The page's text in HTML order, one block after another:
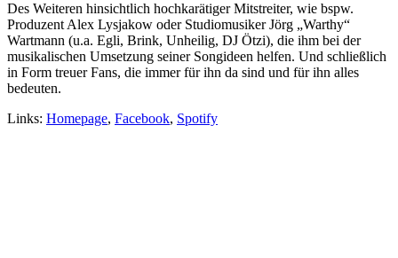
Des Weiteren hinsichtlich hochkarätiger Mitstreiter, wie bspw.
Produzent Alex Lysjakow oder Studiomusiker Jörg „Warthy“
Wartmann (u.a. Egli, Brink, Unheilig, DJ Ötzi), die ihm bei der
musikalischen Umsetzung seiner Songideen helfen. Und schließlich
in Form treuer Fans, die immer für ihn da sind und für ihn alles
bedeuten.
Links: Homepage, Facebook, Spotify